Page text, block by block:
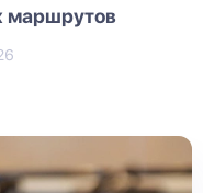
маршрутов